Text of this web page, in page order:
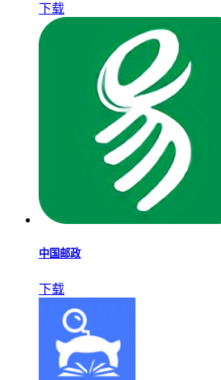
下载
中国邮政
下载